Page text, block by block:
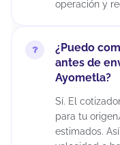
operación y
¿Puedo
antes de
Ayometla?
Sí. El
para tu
estimados.